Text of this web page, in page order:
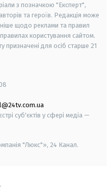
з позначкою "Експерт",
та героїв. Редакція може
щодо реклами та правил
користування сайтом.
призначені для осіб старше 21
суб'єктів у сфері медіа —
"Люкс"», 24 Канал.